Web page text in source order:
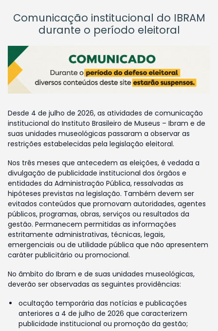
Comunicação institucional do IBRAM
durante o período eleitoral
Desde 4 de julho de 2026, as atividades de comunicação
institucional do Instituto Brasileiro de Museus – Ibram e de
suas unidades museológicas passaram a observar as
restrições estabelecidas pela legislação eleitoral.
Nos três meses que antecedem as eleições, é vedada a
divulgação de publicidade institucional dos órgãos e
entidades da Administração Pública, ressalvadas as
hipóteses previstas na legislação. Também devem ser
evitados conteúdos que promovam autoridades, agentes
públicos, programas, obras, serviços ou resultados da
gestão. Permanecem permitidas as informações
estritamente administrativas, técnicas, legais,
emergenciais ou de utilidade pública que não apresentem
caráter publicitário ou promocional.
No âmbito do Ibram e de suas unidades museológicas,
deverão ser observadas as seguintes providências:
ocultação temporária das notícias e publicações
anteriores a 4 de julho de 2026 que caracterizem
publicidade institucional ou promoção da gestão;